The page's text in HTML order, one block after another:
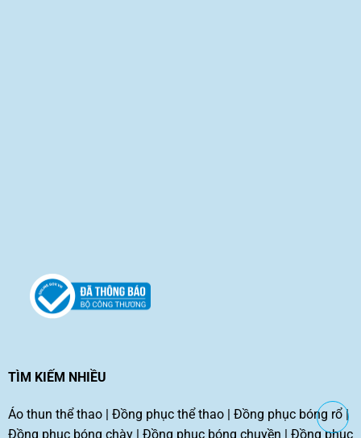
TÌM KIẾM NHIỀU
Áo thun thể thao| Đồng phục thể thao| Đồng phục bóng rổ|
Đồng phục bóng chày| Đồng phục bóng chuyền Đồng phục